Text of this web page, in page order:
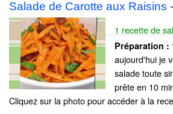
Salade de Carotte aux Raisins -
1 recette de
Préparation :
aujourd'hui je
salade toute
prête en 10
Cliquez sur la photo pour accéder à la